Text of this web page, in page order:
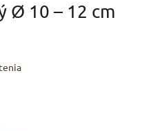
Ø 10 – 12 cm